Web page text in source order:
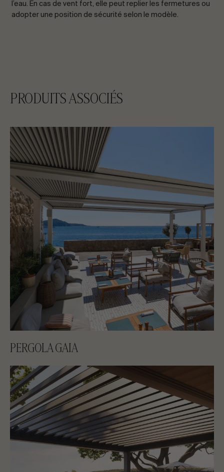
l’eau. En cas de vent fort, elle peut replier les fermetures ou
adopter une position de sécurité selon le modèle.
PRODUITS ASSOCIÉS
PERGOLA GAIA